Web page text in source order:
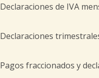
Declaraciones de IVA
Declaraciones
Pagos fraccionados y